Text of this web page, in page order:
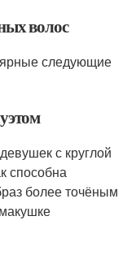
волос
следующие
с круглой
способна
более точёным